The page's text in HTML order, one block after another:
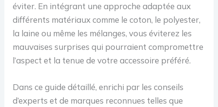
éviter. En intégrant une approche adaptée aux
différents matériaux comme le coton, le polyester,
la laine ou même les mélanges, vous éviterez les
mauvaises surprises qui pourraient compromettre
l’aspect et la tenue de votre accessoire préféré.
Dans ce guide détaillé, enrichi par les conseils
d’experts et de marques reconnues telles que